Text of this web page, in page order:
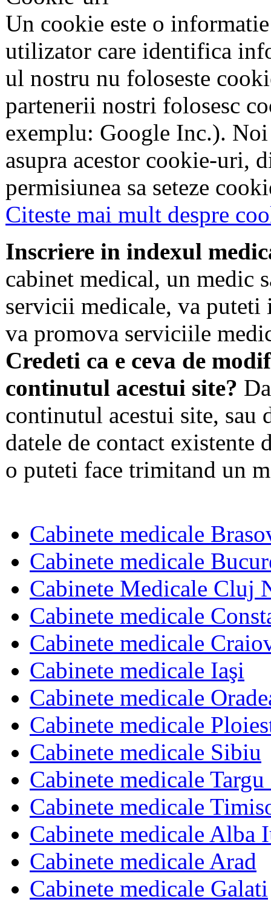
Un cookie este o
utilizator care identifica
ul nostru nu foloseste
partenerii nostri folosesc
exemplu: Google Inc.).
asupra acestor cookie-uri,
permisiunea sa seteze
Citeste mai mult despre
Inscriere in indexul
cabinet medical, un medic
servicii medicale, va puteti
va promova serviciile
Credeti ca e ceva de
continutul acestui site?
continutul acestui site, sau
datele de contact existente
o puteti face trimitand un
Cabinete medicale
Cabinete medicale
Cabinete Medicale Cluj
Cabinete medicale
Cabinete medicale
Cabinete medicale Iaşi
Cabinete medicale
Cabinete medicale
Cabinete medicale Sibiu
Cabinete medicale
Cabinete medicale
Cabinete medicale Alba
Cabinete medicale Arad
Cabinete medicale Galati